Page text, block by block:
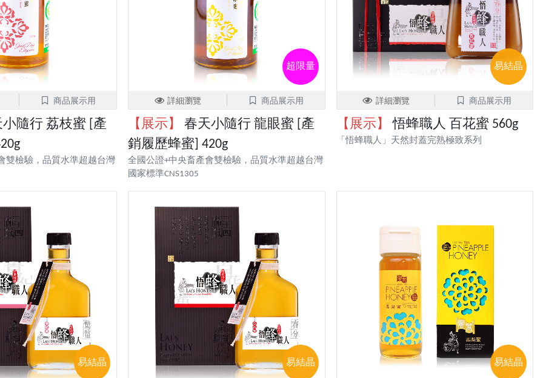
商品展示用
隨行 荔枝蜜 [產
雙檢驗，品質水準超越台灣
超限量
詳細瀏覽 商品展示用
【展示】
春天小隨行 龍眼蜜 [產
銷履歷蜂蜜] 420g
全國公證+中央畜產會雙檢驗，品質水準超越台灣
國家標準CNS1305
易結晶
詳細瀏覽 商品展示用
【展示】 悟蜂職人 百花蜜 560g
「悟蜂職人」天然封蓋完熟極致系列
易結晶 易結晶 易結晶